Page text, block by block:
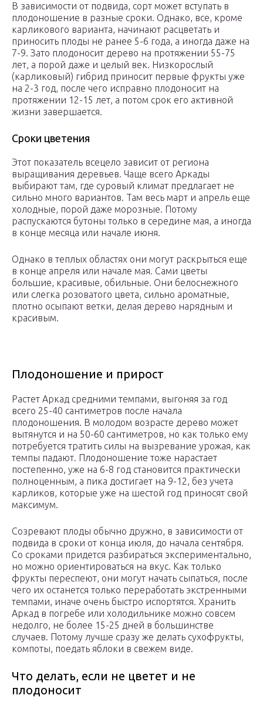
В зависимости от подвида, сорт может вступать в
плодоношение в разные сроки. Однако, все, кроме
карликового варианта, начинают расцветать и
приносить плоды не ранее 5-6 года, а иногда даже на
7-9. Зато плодоносит дерево на протяжении 55-75
лет, а порой даже и целый век. Низкорослый
(карликовый) гибрид приносит первые фрукты уже
на 2-3 год, после чего исправно плодоносит на
протяжении 12-15 лет, а потом срок его активной
жизни завершается.
Сроки цветения
Этот показатель всецело зависит от региона
выращивания деревьев. Чаще всего Аркады
выбирают там, где суровый климат предлагает не
сильно много вариантов. Там весь март и апрель еще
холодные, порой даже морозные. Потому
распускаются бутоны только в середине мая, а иногда
в конце месяца или начале июня.
Однако в теплых областях они могут раскрыться еще
в конце апреля или начале мая. Сами цветы
большие, красивые, обильные. Они белоснежного
или слегка розоватого цвета, сильно ароматные,
плотно осыпают ветки, делая дерево нарядным и
красивым.
Плодоношение и прирост
Растет Аркад средними темпами, выгоняя за год
всего 25-40 сантиметров после начала
плодоношения. В молодом возрасте дерево может
вытянутся и на 50-60 сантиметров, но как только ему
потребуется тратить силы на вызревание урожая, как
темпы падают. Плодоношение тоже нарастает
постепенно, уже на 6-8 год становится практически
полноценным, а пика достигает на 9-12, без учета
карликов, которые уже на шестой год приносят свой
максимум.
Созревают плоды обычно дружно, в зависимости от
подвида в сроки от конца июля, до начала сентября.
Со сроками придется разбираться экспериментально,
но можно ориентироваться на вкус. Как только
фрукты переспеют, они могут начать сыпаться, после
чего их останется только переработать экстренными
темпами, иначе очень быстро испортятся. Хранить
Аркад в погребе или холодильнике можно совсем
недолго, не более 15-25 дней в большинстве
случаев. Потому лучше сразу же делать сухофрукты,
компоты, поедать яблоки в свежем виде.
Что делать, если не цветет и не
плодоносит